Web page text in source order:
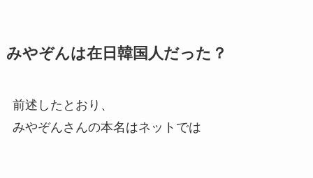
みやぞんは在日韓国人だった？
前述したとおり、
みやぞんさんの本名はネットでは